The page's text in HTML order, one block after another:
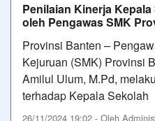
Penilaian Kinerja
oleh Pengawas SMK
Provinsi Banten –
Kejuruan (SMK) Provinsi
Amilul Ulum, M.Pd,
terhadap Kepala Sekolah
26/11/2024 19:02 - Oleh